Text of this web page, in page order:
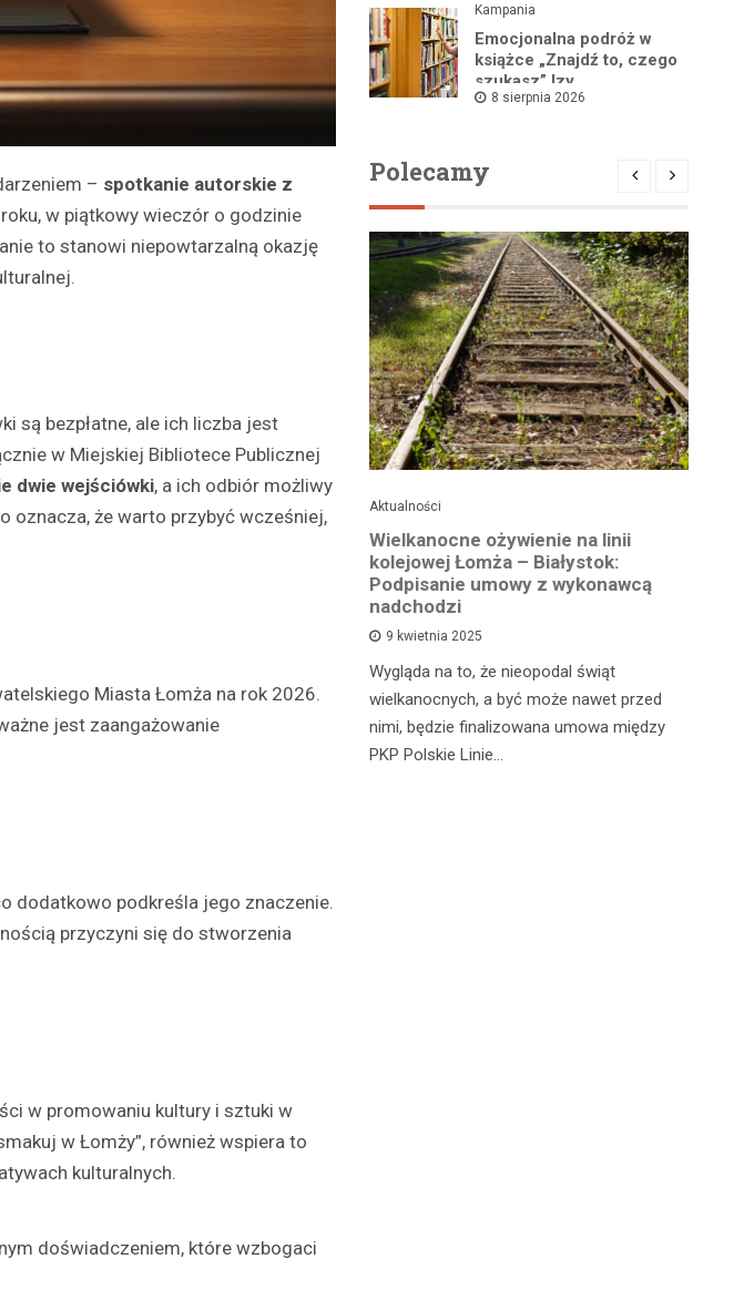
– spotkanie autorskie z
w piątkowy wieczór o godzinie
to stanowi niepowtarzalną okazję
są bezpłatne, ale ich liczba jest
w Miejskiej Bibliotece Publicznej
dwie wejściówki, a ich odbiór możliwy
oznacza, że warto przybyć wcześniej,
Miasta Łomża na rok 2026.
jest zaangażowanie
dodatkowo podkreśla jego znaczenie.
przyczyni się do stworzenia
w promowaniu kultury i sztuki w
w Łomży”, również wspiera to
kulturalnych.
doświadczeniem, które wzbogaci
Kampania
Emocjonalna podróż w
książce „Znajdź to, czego
szukasz” Izy
Maciejewskiej!
8 sierpnia 2026
Polecamy
to nie tylko dyskomfort, ale także realne
niebezpieczeństwo dla tych, którzy nie mają
Aktualności
Wielkanocne ożywienie na linii
kolejowej Łomża – Białystok:
Podpisanie umowy z wykonawcą
nadchodzi
9 kwietnia 2025
Wygląda na to, że nieopodal świąt
wielkanocnych, a być może nawet przed
nimi, będzie finalizowana umowa między
PKP Polskie Linie…